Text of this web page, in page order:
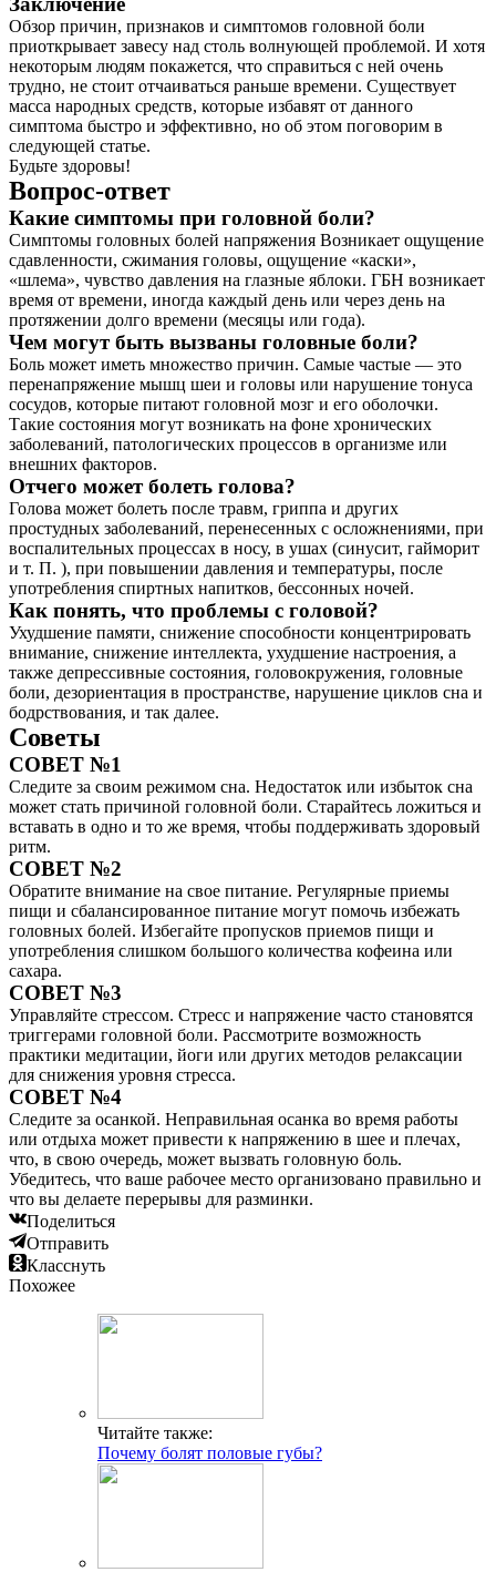
Обзор причин, признаков и симптомов головной боли
приоткрывает завесу над столь волнующей проблемой. И хотя
некоторым людям покажется, что справиться с ней очень
трудно, не стоит отчаиваться раньше времени. Существует
масса народных средств, которые избавят от данного
симптома быстро и эффективно, но об этом поговорим в
следующей статье.
Будьте здоровы!
Вопрос-ответ
Какие симптомы при головной боли?
Симптомы головных болей напряжения Возникает ощущение
сдавленности, сжимания головы, ощущение «каски»,
«шлема», чувство давления на глазные яблоки. ГБН возникает
время от времени, иногда каждый день или через день на
протяжении долго времени (месяцы или года).
Чем могут быть вызваны головные боли?
Боль может иметь множество причин. Самые частые — это
перенапряжение мышц шеи и головы или нарушение тонуса
сосудов, которые питают головной мозг и его оболочки.
Такие состояния могут возникать на фоне хронических
заболеваний, патологических процессов в организме или
внешних факторов.
Отчего может болеть голова?
Голова может болеть после травм, гриппа и других
простудных заболеваний, перенесенных с осложнениями, при
воспалительных процессах в носу, в ушах (синусит, гайморит
и т. П. ), при повышении давления и температуры, после
употребления спиртных напитков, бессонных ночей.
Как понять, что проблемы с головой?
Ухудшение памяти, снижение способности концентрировать
внимание, снижение интеллекта, ухудшение настроения, а
также депрессивные состояния, головокружения, головные
боли, дезориентация в пространстве, нарушение циклов сна и
бодрствования, и так далее.
Советы
СОВЕТ №1
Следите за своим режимом сна. Недостаток или избыток сна
может стать причиной головной боли. Старайтесь ложиться и
вставать в одно и то же время, чтобы поддерживать здоровый
ритм.
СОВЕТ №2
Обратите внимание на свое питание. Регулярные приемы
пищи и сбалансированное питание могут помочь избежать
головных болей. Избегайте пропусков приемов пищи и
употребления слишком большого количества кофеина или
сахара.
СОВЕТ №3
Управляйте стрессом. Стресс и напряжение часто становятся
триггерами головной боли. Рассмотрите возможность
практики медитации, йоги или других методов релаксации
для снижения уровня стресса.
СОВЕТ №4
Следите за осанкой. Неправильная осанка во время работы
или отдыха может привести к напряжению в шее и плечах,
что, в свою очередь, может вызвать головную боль.
Убедитесь, что ваше рабочее место организовано правильно и
что вы делаете перерывы для разминки.
Поделиться
Отправить
Класснуть
Похожее
Читайте также:
Почему болят половые губы?